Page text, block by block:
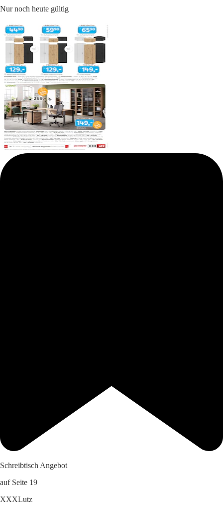
Nur noch heute gültig
Schreibtisch Angebot
auf Seite 19
XXXLutz